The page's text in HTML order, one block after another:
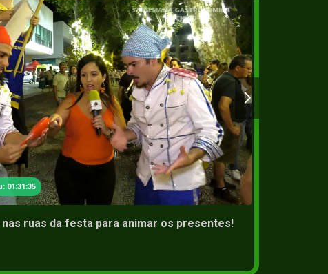
01:31:35
ruas da festa para animar os presentes!
2+